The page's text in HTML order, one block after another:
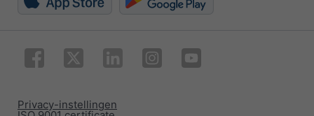
Privacy-instellingen